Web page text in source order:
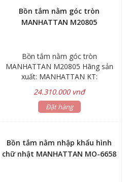
kiện, phụ kiện 1 năm Bồn tắm, đế
bồn được sản xuất bằng chất liệu
nhựa acrylic siêu bền Thiết kế hiện
khác nhau.
Bồn tắm nằm góc tròn
MANHATTAN M20805
Bồn tắm nằm góc tròn
MANHATTAN M20805 Hãng sản
xuất: MANHATTAN KT:
630x1300x1300mm *Có bửng che
*Gía bồn tắm nằm chưa bao gồm
vòi nước & đã bao gồm bộ xả Bảo
24.310.000 vnđ
Đặt hàng
Bồn tắm nằm nhập khẩu hình
chữ nhật MANHATTAN MO-6658